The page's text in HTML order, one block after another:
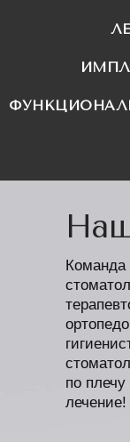
Команда
по
лечение!